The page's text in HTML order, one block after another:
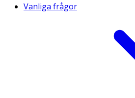
Vanliga frågor